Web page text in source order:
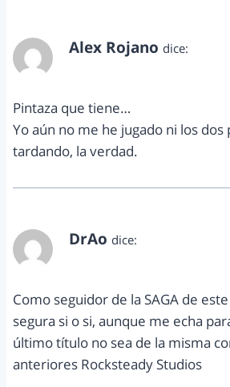
Alex Rojano dice:
Pintaza que tiene…
Yo aún no me he jugado ni los
tardando, la verdad.
DrAo dice:
Como seguidor de la SAGA de
segura si o si, aunque me echa
último título no sea de la misma
anteriores Rocksteady Studios